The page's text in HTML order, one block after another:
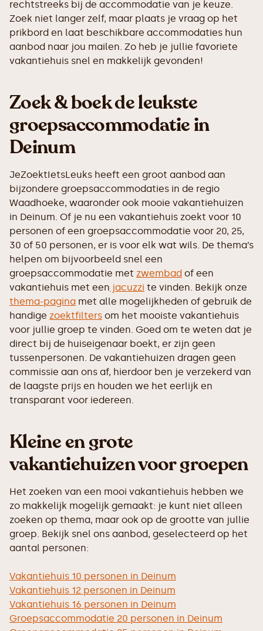
rechtstreeks bij de accommodatie van je keuze.
Zoek niet langer zelf, maar plaats je vraag op het
prikbord en laat beschikbare accommodaties hun
aanbod naar jou mailen. Zo heb je jullie favoriete
vakantiehuis snel en makkelijk gevonden!
Zoek & boek de leukste
groepsaccommodatie in
Deinum
JeZoektIetsLeuks heeft een groot aanbod aan
bijzondere groepsaccommodaties in de regio
Waadhoeke, waaronder ook mooie vakantiehuizen
in Deinum. Of je nu een vakantiehuis zoekt voor 10
personen of een groepsaccommodatie voor 20, 25,
30 of 50 personen, er is voor elk wat wils. De thema’s
helpen om bijvoorbeeld snel een
groepsaccommodatie met zwembad of een
vakantiehuis met een jacuzzi te vinden. Bekijk onze
thema-pagina met alle mogelijkheden of gebruik de
handige zoektfilters om het mooiste vakantiehuis
voor jullie groep te vinden. Goed om te weten dat je
direct bij de huiseigenaar boekt, er zijn geen
tussenpersonen. De vakantiehuizen dragen geen
commissie aan ons af, hierdoor ben je verzekerd van
de laagste prijs en houden we het eerlijk en
transparant voor iedereen.
Kleine en grote
vakantiehuizen voor groepen
Het zoeken van een mooi vakantiehuis hebben we
zo makkelijk mogelijk gemaakt: je kunt niet alleen
zoeken op thema, maar ook op de grootte van jullie
groep. Bekijk snel ons aanbod, geselecteerd op het
aantal personen:
Vakantiehuis 10 personen in Deinum
Vakantiehuis 12 personen in Deinum
Vakantiehuis 16 personen in Deinum
Groepsaccommodatie 20 personen in Deinum